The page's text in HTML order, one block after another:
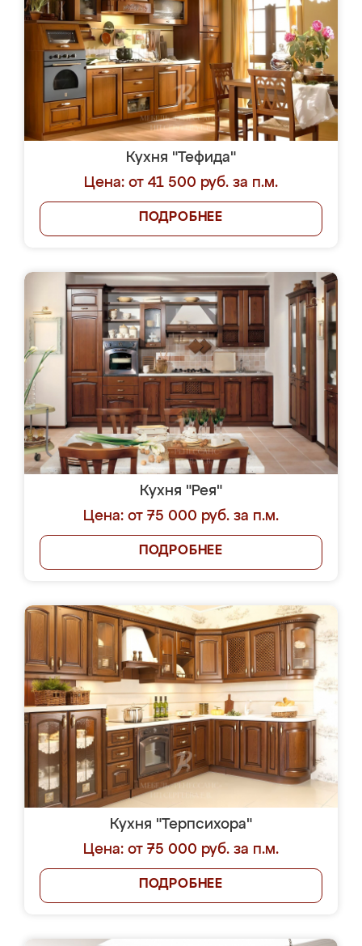
Кухня "Тефида"
Цена: от 41 500 руб. за п.м.
ПОДРОБНЕЕ
Кухня "Рея"
Цена: от 75 000 руб. за п.м.
ПОДРОБНЕЕ
Кухня "Терпсихора"
Цена: от 75 000 руб. за п.м.
ПОДРОБНЕЕ